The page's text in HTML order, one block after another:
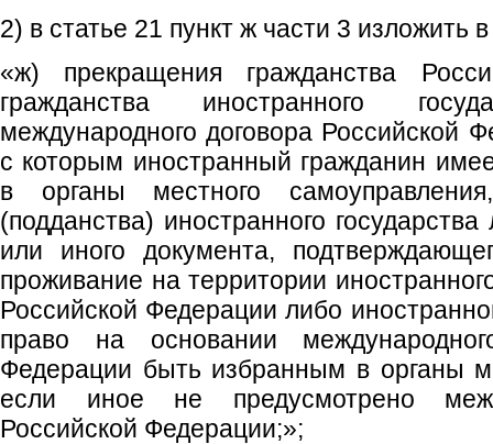
2) в статье 21 пункт ж части 3 изложить
«ж) прекращения гражданства
гражданства иностранного
международного договора Российской
с которым иностранный гражданин
в органы местного
(подданства) иностранного
или иного документа,
проживание на территории
Российской Федерации либо
право на основании
Федерации быть избранным в органы
если иное не предусмотрено
Российской Федерации;»;